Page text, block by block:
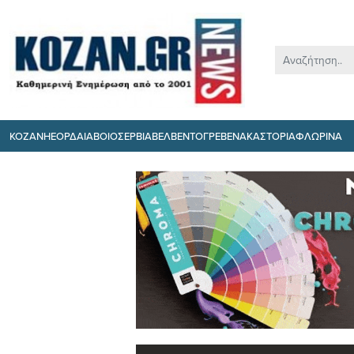
ΚΟΖΑΝΗΕΟΡΔΑΙΑΒΟΙΟΣΕΡΒΙΑΒΕΛΒΕΝΤΟΓΡΕΒΕΝΑΚΑΣΤΟΡΙΑΦΛΩΡΙΝΑ